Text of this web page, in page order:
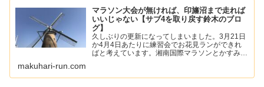
マラソン大会が無ければ、印旛沼まで走れば
いいじゃない【サブ4を取り戻す鈴木のブロ
グ】
久しぶりの更新になってしまいました。3月21日
か4月4日あたりに練習会でお花見ランができれ
ばと考えています。湘南国際マラソンとかすみが
の痛みが落ち着いて...
makuhari-run.com